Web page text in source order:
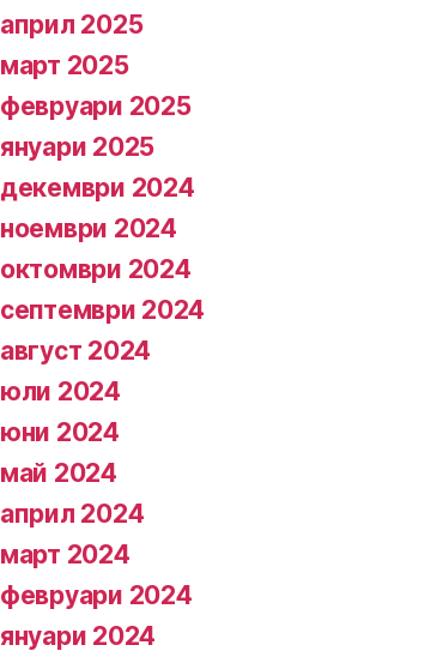
април 2025
март 2025
февруари 2025
януари 2025
декември 2024
ноември 2024
октомври 2024
септември 2024
август 2024
юли 2024
юни 2024
май 2024
април 2024
март 2024
февруари 2024
януари 2024